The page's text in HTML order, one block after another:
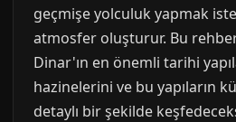
geçmişe yolculuk yapmak
atmosfer oluşturur. Bu
Dinar'ın en önemli tarihi
hazinelerini ve bu yapıların
detaylı bir şekilde